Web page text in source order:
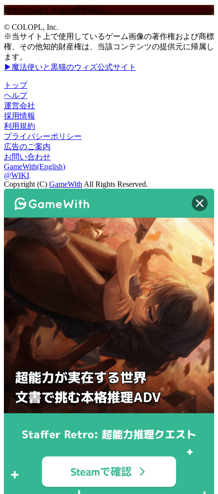
当ゲームタイトルの権利表記
© COLOPL, Inc.
※当サイト上で使用しているゲーム画像の著作権および商標
権、その他知的財産権は、当該コンテンツの提供元に帰属し
ます。
▶魔法使いと黒猫のウィズ公式サイト
トップ
ヘルプ
運営会社
採用情報
利用規約
プライバシーポリシー
広告のご案内
お問い合わせ
GameWith(English)
@WIKI
Copyright (C) GameWith All Rights Reserved.